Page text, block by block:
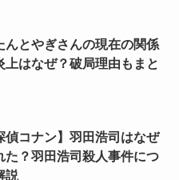
んとやぎさんの現在の関係
上はなぜ？破局理由もまと
偵コナン】羽田浩司はなぜ
た？羽田浩司殺人事件につ
説